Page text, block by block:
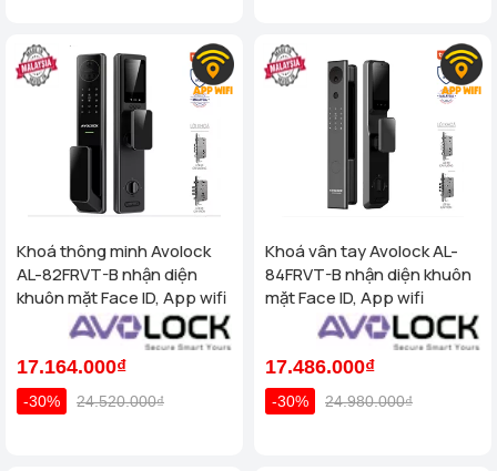
Khoá thông minh Avolock
AL-82FRVT-B nhận diện
khuôn mặt Face ID, App wifi
17.164.000₫
-30% 24.520.000₫
Khoá vân tay Avolock AL-
84FRVT-B nhận diện khuôn
mặt Face ID, App wifi
17.486.000₫
-30% 24.980.000₫